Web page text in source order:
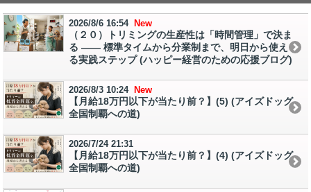
2026/8/6 16:54 New
（２０）トリミングの生産性は「時間管理」で決ま
る ―― 標準タイムから分業制まで、明日から使え
る実践ステップ (ハッピー経営のための応援ブログ)
2026/8/3 10:24 New
【月給18万円以下が当たり前？】(5) (アイズドッグ
全国制覇への道)
2026/7/24 21:31
【月給18万円以下が当たり前？】(4) (アイズドッグ
全国制覇への道)